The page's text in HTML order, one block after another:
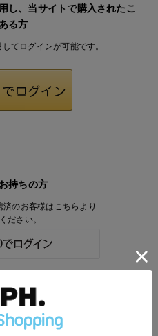
し、当サイトで購入されたこ
る方
てログインが可能です。
持ちの方
のお客様はこちらより
ださい。
トアのアカウントを
様はこちらより
だけます。